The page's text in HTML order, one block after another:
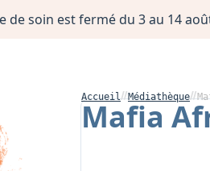
de soin est fermé du 3 au 14
Accueil Médiathèque
Mafia